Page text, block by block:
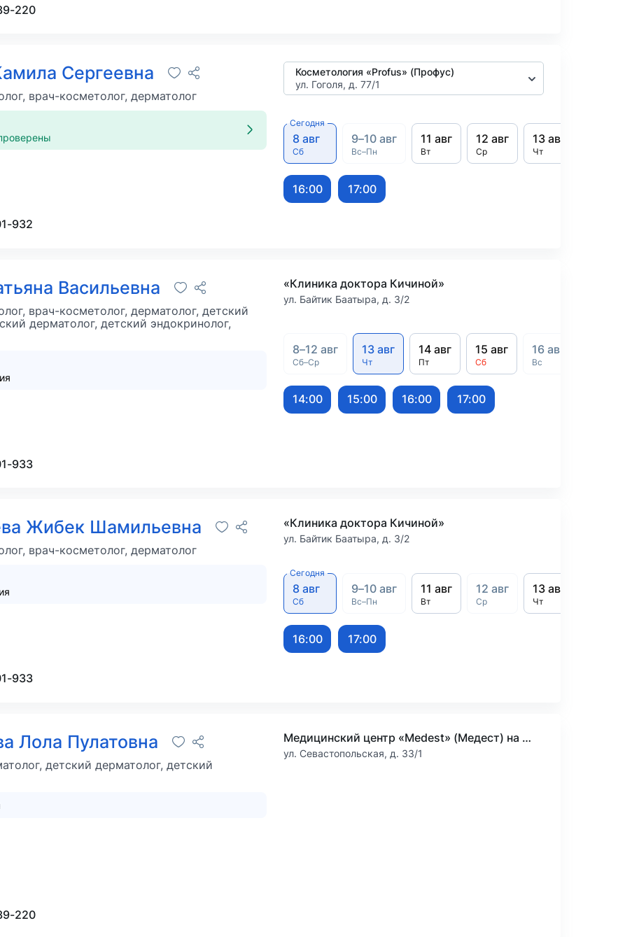
220
Сергеевна
врач-косметолог, дерматолог
932
Косметология «Profus» (Профус)
ул. Гоголя, д. 77/1
Сегодня
8 авг
Сб
9–10 авг
Вс–Пн
11 авг
Вт
12 авг
Ср
13 авг
Чт
16:00 17:00
Васильевна
врач-косметолог, дерматолог, детский
дерматолог, детский эндокринолог,
933
«Клиника доктора Кичиной»
ул. Байтик Баатыра, д. 3/2
8–12 авг
Сб–Ср
13 авг
Чт
14 авг
Пт
15 авг
Сб
16 авг
Вс
14:00 15:00 16:00 17:00
Жибек Шамильевна
врач-косметолог, дерматолог
933
«Клиника доктора Кичиной»
ул. Байтик Баатыра, д. 3/2
Сегодня
8 авг
Сб
9–10 авг
Вс–Пн
11 авг
Вт
12 авг
Ср
13 авг
Чт
16:00 17:00
Лола Пулатовна
детский дерматолог, детский
220
Медицинский центр «Medest» (Медест) на Севастопольской
ул. Севастопольская, д. 33/1